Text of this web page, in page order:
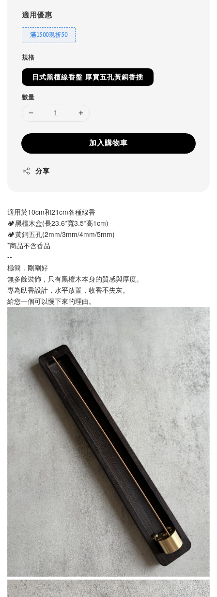
適用優惠
滿1500現折50
規格
日式黑檀線香盤 厚實五孔黃銅香插
數量
加入購物車
分享
適用於10cm和21cm各種線香
🏕️黑檀木盒(長23.6*寬3.5*高1cm)
🏕️黃銅五孔(2mm/3mm/4mm/5mm)
*商品不含香品
--
極簡．剛剛好
無多餘裝飾，只有黑檀木本身的質感與厚度。
專為臥香設計，水平放置，收香不失灰。
給您一個可以慢下來的理由。